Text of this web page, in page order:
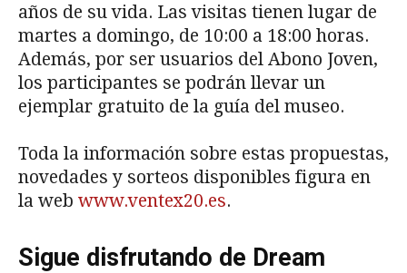
años de su vida. Las visitas tienen lugar de
martes a domingo, de 10:00 a 18:00 horas.
Además, por ser usuarios del Abono Joven,
los participantes se podrán llevar un
ejemplar gratuito de la guía del museo.
Toda la información sobre estas propuestas,
novedades y sorteos disponibles figura en
la web www.ventex20.es.
Sigue disfrutando de Dream